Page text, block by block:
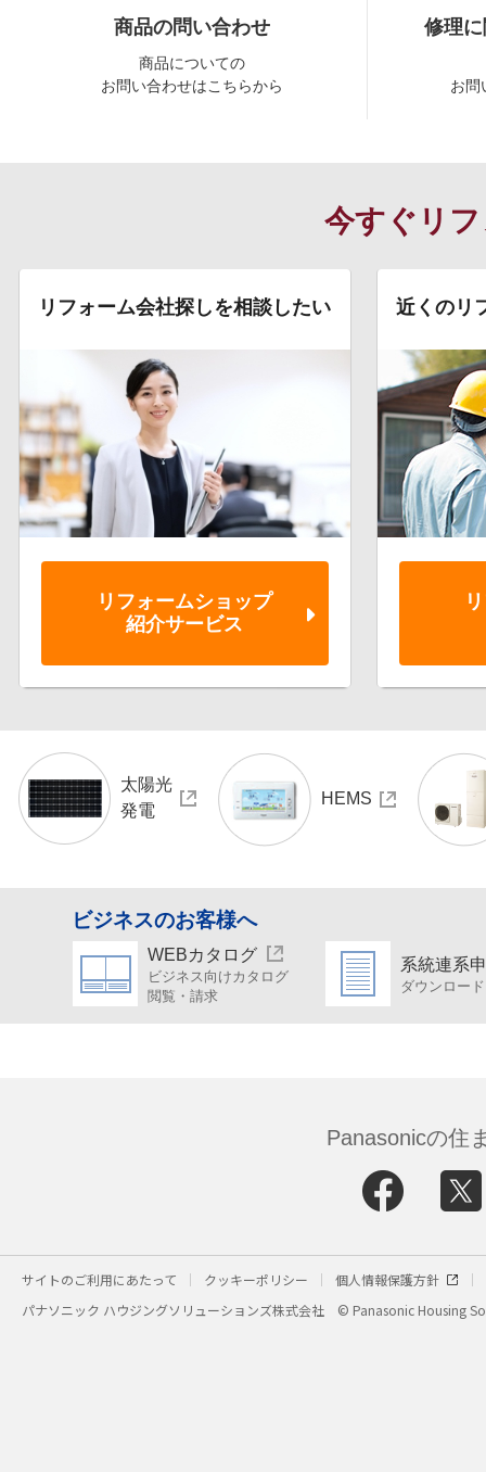
商品の問い合わせ
商品についての
お問い合わせはこちらから
修理
お問
今すぐリ
リフォーム会社探しを相談したい
リフォームショップ
紹介サービス
近くのリ
太陽光
発電
HEMS
ビジネスのお客様へ
WEBカタログ
ビジネス向けカタログ
閲覧・請求
系統連系
ダウンロード
Panasonicの住
サイトのご利用にあたって クッキーポリシー
個人情報保護方針
パナソニック ハウジングソリューションズ株式会社
© Panasonic Housing